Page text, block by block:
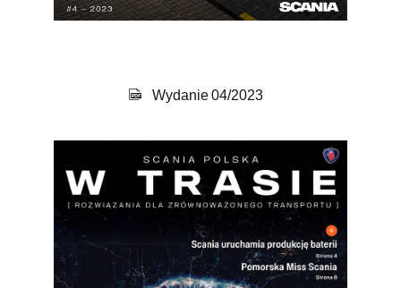
Wydanie 04/2023